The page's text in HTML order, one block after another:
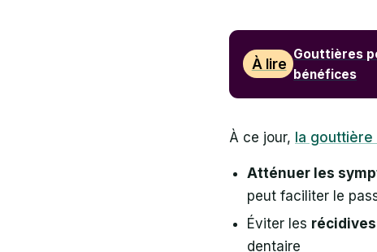
À lire
Gouttières
bénéfices
À ce jour, la gouttière
Atténuer les
peut faciliter le
Éviter les
dentaire